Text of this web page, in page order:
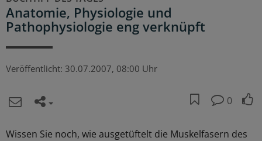
Anatomie, Physiologie und
Pathophysiologie eng verknüpft
Veröffentlicht: 30.07.2007, 08:00 Uhr
0
Wissen Sie noch, wie ausgetüftelt die Muskelfasern des